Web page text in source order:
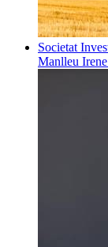
Societat
Manlleu